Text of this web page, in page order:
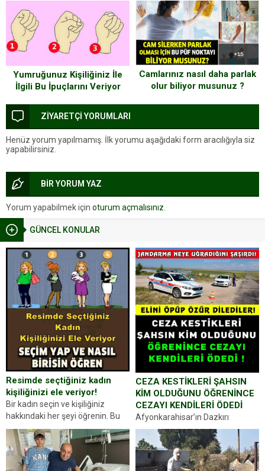
GÜNCEL KONULAR
Resimde seçtiğiniz kadın
kişiliğinizi ele veriyor!
Bir kadın seçin ve kişiliğiniz
hakkındaki her şeyi öğrenin. Bu
kez karşınıza oldukça farklı bir
kişilik testiyle çıkıyoruz. Resimde
gördüğünüz kadın figürlerinden
dikkatinizi en...
CEZA KESTİKLERİ ŞAHSIN
KİM OLDUĞUNU ÖĞRENİNCE
CEZAYI KENDİLERİ ÖDEDİ
Afyonkarahisar’ın Dazkırı
ilçesinde trafik uygulaması
yapan jandarma ekipleri
durdurdukları bir otomobilin
sürücüsünden ehliyet ve ruhsat
Yumruğunuz Kişiliğiniz İle
İlgili Bu İpuçlarını Veriyor
Camlarınız nasıl daha parlak
olur biliyor musunuz ?
ZİYARETÇİ YORUMLARI
Henüz yorum yapılmamış. İlk yorumu aşağıdaki form aracılığıyla siz
yapabilirsiniz.
BİR YORUM YAZ
Yorum yapabilmek için oturum açmalısınız.